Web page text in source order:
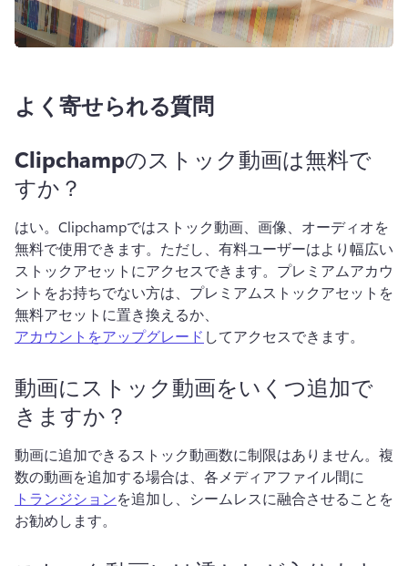
よく寄せられる質問
Clipchampのストック動画は無料で
すか？
はい。Clipchampではストック動画、画像、オーディオを
無料で使用できます。ただし、有料ユーザーはより幅広い
ストックアセットにアクセスできます。プレミアムアカウ
ントをお持ちでない方は、プレミアムストックアセットを
無料アセットに置き換えるか、
アカウントをアップグレード してアクセスできます。
動画にストック動画をいくつ追加で
きますか？
動画に追加できるストック動画数に制限はありません。複
数の動画を追加する場合は、各メディアファイル間に
トランジションを追加し、シームレスに融合させることを
お勧めします。